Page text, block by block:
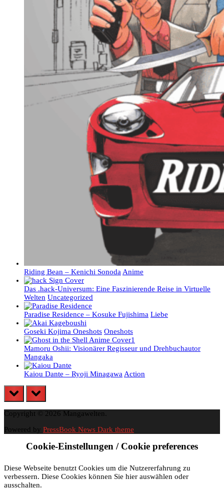
Riding Bean – Kenichi Sonoda Anime
Das .hack-Universum: Eine Faszinierende Reise in Virtuelle
Welten Uncategorized
Paradise Residence – Kosuke Fujishima Liebe
Goseki Kojima Oneshots Oneshots
Mamoru Oshii: Visionärer Regisseur und Drehbuchautor
Mangaka
Kaiou Dante – Ryoji Minagawa Action
prev next
Copyright © 2026 Mangawelten.
Powered by PressBook News Dark theme
Cookie-Einstellungen / Cookie preferences
Diese Webseite benutzt Cookies um die Nutzererfahrung zu
verbessern. Diese Cookies können Sie hier auswählen oder
ausschalten.